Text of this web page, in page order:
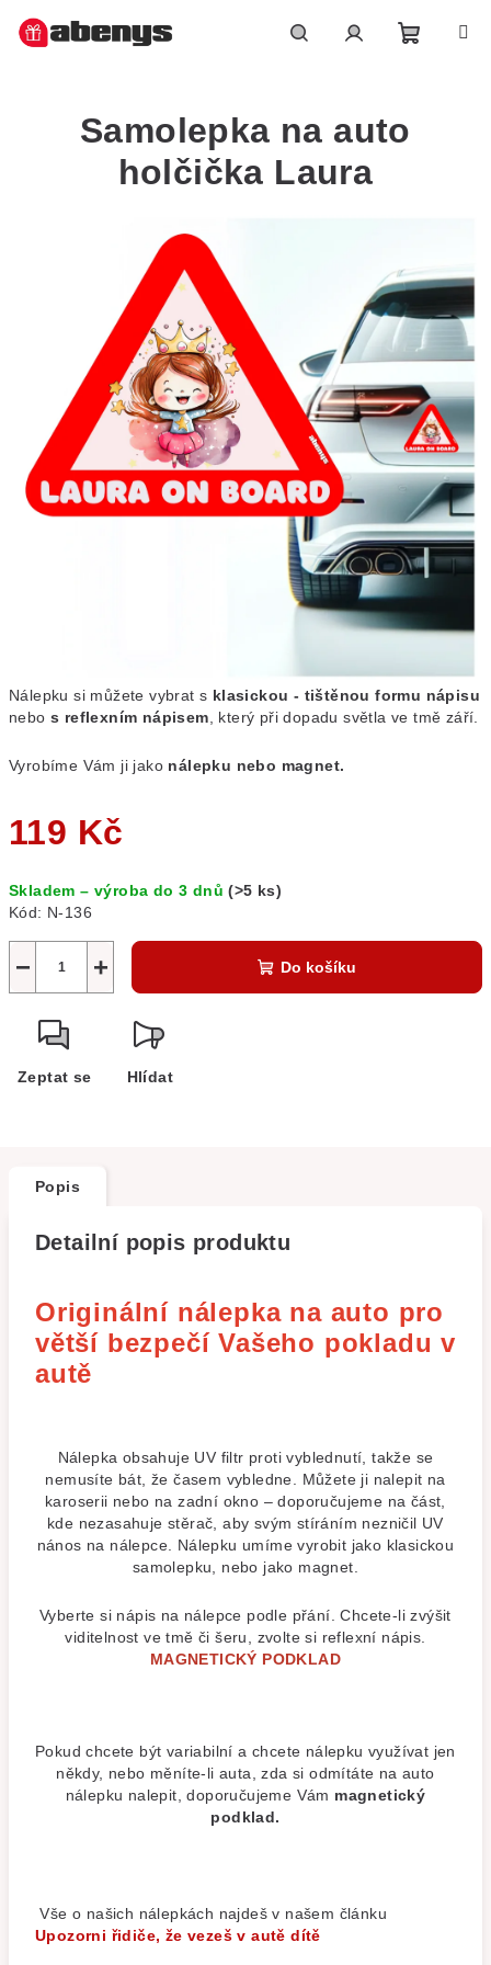
košík
Nálepku si můžete vybrat s klasickou - tištěnou formu nápisu
nebo s reflexním nápisem , který při dopadu světla ve tmě září.
Vyrobíme Vám ji jako nálepku nebo magnet.
119 Kč
cena:
Skladem – výroba do 3 dnů(>5 ks)
Kód: N-136
+
− Do košíku
Zeptat se Hlídat
Samolepka na auto
holčička Laura
Popis
Detailní popis produktu
Originální nálepka na auto pro
větší bezpečí Vašeho pokladu v
autě
Nálepka obsahuje UV filtr proti vyblednutí, takže se
nemusíte bát, že časem vybledne. Můžete ji nalepit na
karoserii nebo na zadní okno – doporučujeme na část,
kde nezasahuje stěrač, aby svým stíráním nezničil UV
nános na nálepce. Nálepku umíme vyrobit jako klasickou
samolepku, nebo jako magnet.
Vyberte si nápis na nálepce podle přání. Chcete-li zvýšit
viditelnost ve tmě či šeru, zvolte si reflexní nápis.
MAGNETICKÝ PODKLAD
Pokud chcete být variabilní a chcete nálepku využívat jen
někdy, nebo měníte-li auta, zda si odmítáte na auto
nálepku nalepit, doporučujeme Vám magnetický
podklad.
Vše o našich nálepkách najdeš v našem článku
Upozorni řidiče, že vezeš v autě dítě